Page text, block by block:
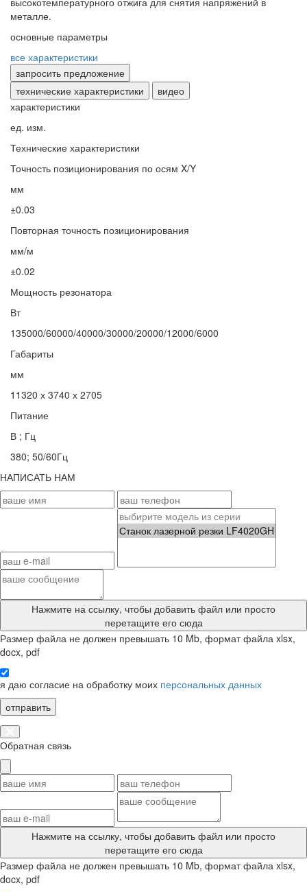
металле.
основные параметры
все характеристики
запросить предложение
технические характеристики
видео
характеристики
ед. изм.
Технические характеристики
Точность позиционирования по осям X/Y
мм
±0.03
Повторная точность позиционирования
мм/м
±0.02
Мощность резонатора
Вт
135000/60000/40000/30000/20000/12000/6000
Габариты
мм
11320 х 3740 х 2705
Питание
В ; Гц
380; 50/60Гц
НАПИСАТЬ НАМ
Нажмите на ссылку, чтобы добавить файл или просто
перетащите его сюда
Размер файла не должен превышать 10 Mb, формат файла xlsx,
docx, pdf
я даю согласие на обработку моих персональных данных
отправить
Обратная связь
Нажмите на ссылку, чтобы добавить файл или просто
перетащите его сюда
Размер файла не должен превышать 10 Mb, формат файла xlsx,
docx, pdf